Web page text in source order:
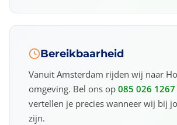
Bereikbaarheid
Vanuit Amsterdam rijden wij naar
omgeving. Bel ons op 085 026 1267
vertellen je precies wanneer wij bij
zijn.